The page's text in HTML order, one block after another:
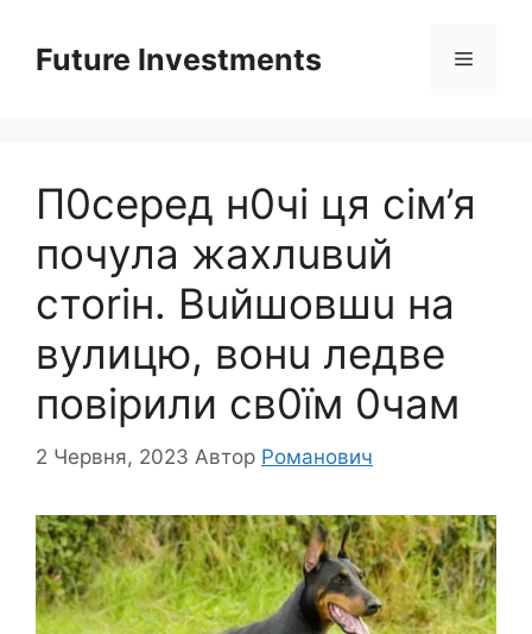
вмістуFuture Investments Меню
П0сеpед н0чі ця сім’я
почyла жаxлuвuй
стоrін. Вuйшовшu на
вyлицю, вонu ледве
повіpили св0їм 0чам
2 Червня, 2023 Автор Романович